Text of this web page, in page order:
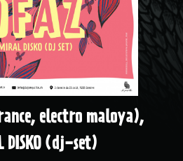
electro maloya),
DISKO (dj-set)